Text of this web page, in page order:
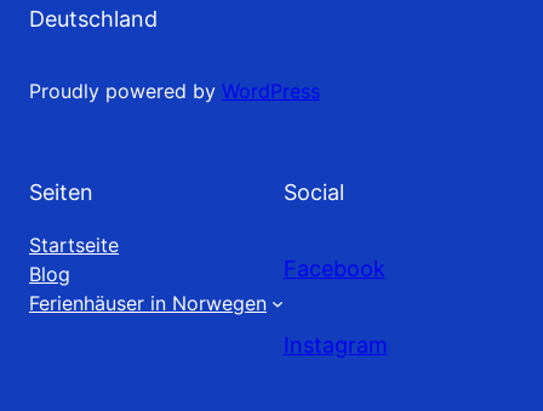
Deutschland
Proudly powered by WordPress
Seiten
Startseite
Blog
Ferienhäuser in Norwegen
Social
Facebook
Instagram